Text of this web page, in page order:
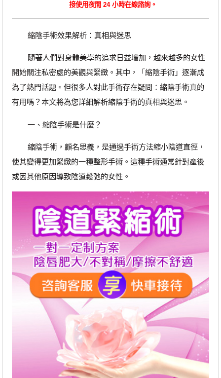
接使用夜間 24 小時在線諮詢。
縮陰手術效果解析：真相與迷思
隨著人們對身體美學的追求日益增加，越來越多的女性
開始關注私密處的美觀與緊緻。其中，「縮陰手術」逐漸成
為了熱門話題。但很多人對此手術存在疑問：縮陰手術真的
有用嗎？本文將為您詳細解析縮陰手術的真相與迷思。
一、縮陰手術是什麼？
縮陰手術，顧名思義，是通過手術方法縮小陰道直徑，
使其變得更加緊緻的一種整形手術。這種手術通常針對產後
或因其他原因導致陰道鬆弛的女性。